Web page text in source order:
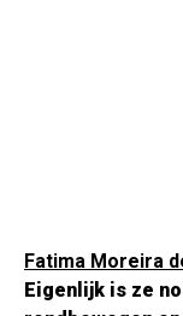
Fatima Moreira
Eigenlijk is ze